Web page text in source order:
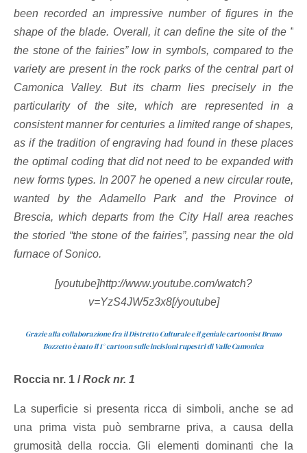
been recorded an impressive number of figures in the
shape of the blade. Overall, it can define the site of the ”
the stone of the fairies” low in symbols, compared to the
variety are present in the rock parks of the central part of
Camonica Valley. But its charm lies precisely in the
particularity of the site, which are represented in a
consistent manner for centuries a limited range of shapes,
as if the tradition of engraving had found in these places
the optimal coding that did not need to be expanded with
new forms types. In 2007 he opened a new circular route,
wanted by the Adamello Park and the Province of
Brescia, which departs from the City Hall area reaches
the storied “the stone of the fairies”, passing near the old
furnace of Sonico.
[youtube]http://www.youtube.com/watch?
v=YzS4JW5z3x8[/youtube]
Grazie alla collaborazione fra il Distretto Culturale e il geniale cartoonist Bruno
Bozzetto è nato il 1° cartoon sulle incisioni rupestri di Valle Camonica
Roccia nr. 1 /Rock nr. 1
La superficie si presenta ricca di simboli, anche se ad
una prima vista può sembrarne priva, a causa della
grumosità della roccia. Gli elementi dominanti che la